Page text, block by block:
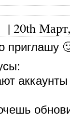
| 20th
приглашу
аккаунты